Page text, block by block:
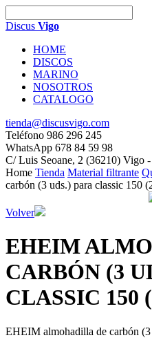
Discus Vigo
HOME
DISCOS
MARINO
NOSOTROS
CATALOGO
tienda@discusvigo.com
Teléfono 986 296 245
WhatsApp 678 84 59 98
C/ Luis Seoane, 2 (36210) Vigo -
Home Tienda Material filtrante
carbón (3 uds.) para classic 150
Volver
EHEIM
CARBÓN (3
CLASSIC 150
EHEIM almohadilla de carbón